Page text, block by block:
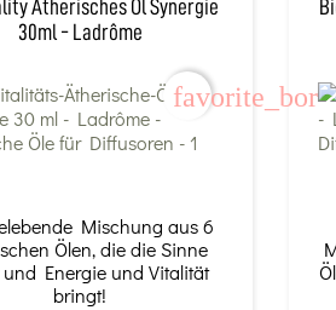
Ätherisches Öl Synergie
30ml - Ladrôme
Mischung aus 6
Ölen, die die Sinne
Energie und Vitalität
bringt!